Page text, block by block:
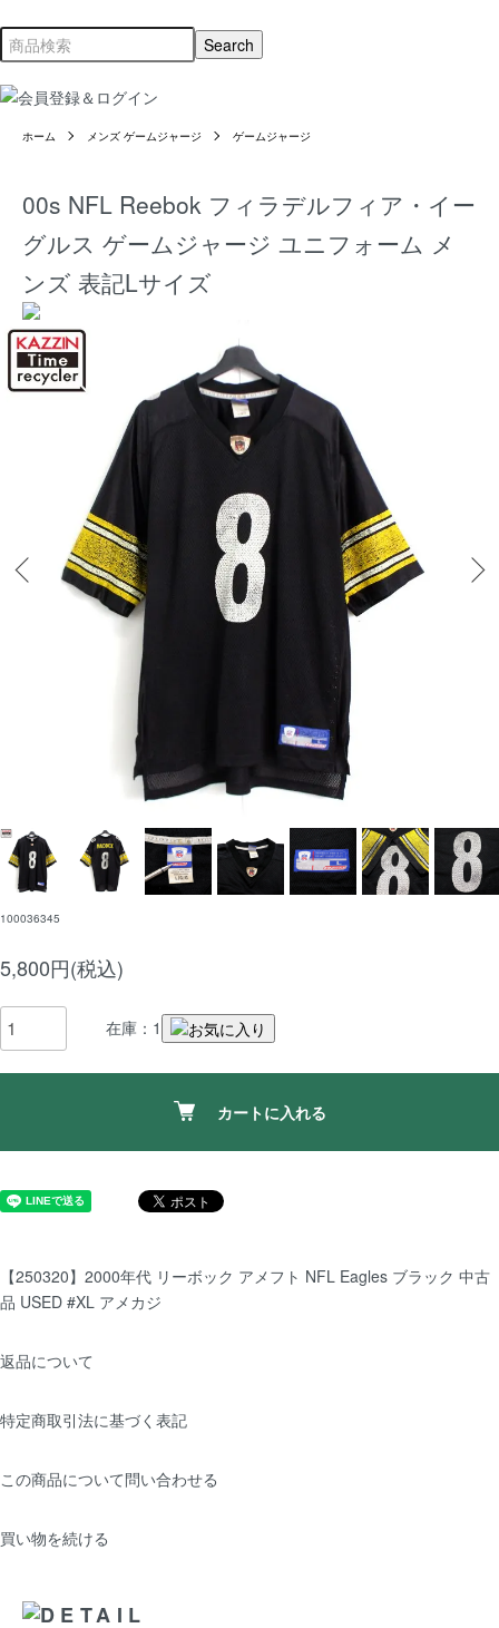
ホーム メンズ ゲームジャージ ゲームジャージ
00s NFL Reebok フィラデルフィア・イー
グルス ゲームジャージ ユニフォーム メ
ンズ 表記Lサイズ
100036345
5,800円(税込)
在庫：1
カートに入れる
【250320】2000年代 リーボック アメフト NFL Eagles ブラック 中古
品 USED #XL アメカジ
返品について
特定商取引法に基づく表記
この商品について問い合わせる
買い物を続ける